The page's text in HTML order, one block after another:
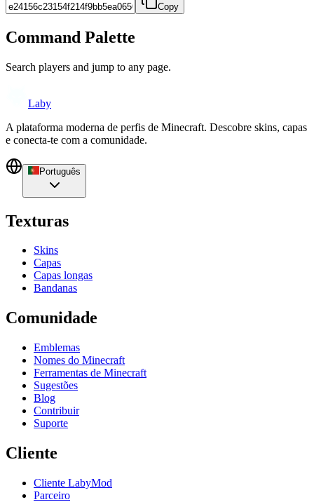
Copy
Command Palette
Search players and jump to any page.
Laby
A plataforma moderna de perfis de Minecraft. Descobre skins, capas
e conecta-te com a comunidade.
Português
Texturas
Skins
Capas
Capas longas
Bandanas
Comunidade
Emblemas
Nomes do Minecraft
Ferramentas de Minecraft
Sugestões
Blog
Contribuir
Suporte
Cliente
Cliente LabyMod
Parceiro